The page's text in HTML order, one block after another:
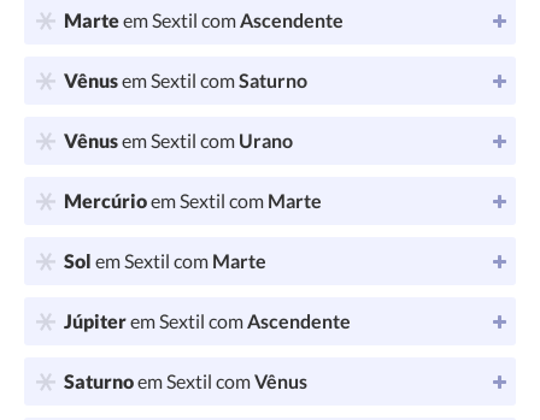
Marteem Sextil comAscendente
Vênusem Sextil comSaturno
Vênusem Sextil com Urano
Mercúrioem Sextil com Marte
Sol em Sextil com Marte
Júpiterem Sextil comAscendente
Saturnoem Sextil comVênus